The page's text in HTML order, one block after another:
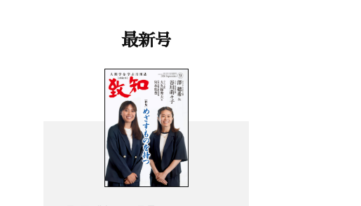
最新号